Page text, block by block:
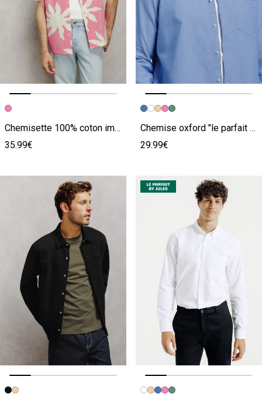
Image précédente
Image suivante
Chemisette 100% coton imprimé fleurie
35.99€
Image précédente
Image suivante
Chemise oxford "le parfait by JULES"
29.99€
Image précédente
Image suivante
Image précédente
Image suivante